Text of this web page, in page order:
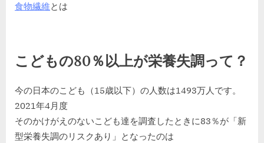
食物繊維とは
こどもの80％以上が栄養失調って？
今の日本のこども（15歳以下）の人数は1493万人です。
2021年4月度
そのかけがえのないこども達を調査したときに83％が「新
型栄養失調のリスクあり」となったのは